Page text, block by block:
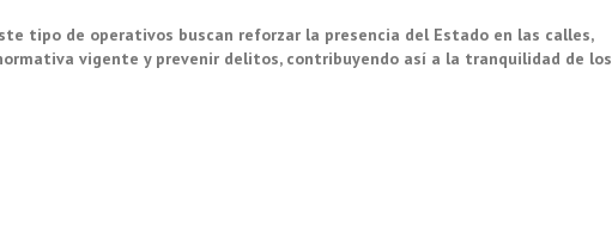
tipo de operativos buscan reforzar la presencia del Estado en las calles,
vigente y prevenir delitos, contribuyendo así a la tranquilidad de los